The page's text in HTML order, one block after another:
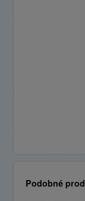
Podobné